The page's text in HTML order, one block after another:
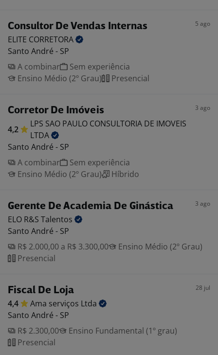
Consultor De Vendas Internas 5 ago
ELITE CORRETORA
Santo André - SP
A combinar
Sem experiência
Ensino Médio (2º Grau)
Presencial
Corretor De Imóveis 3 ago
4,2
LPS SAO PAULO CONSULTORIA DE IMOVEIS
LTDA
Santo André - SP
A combinar
Sem experiência
Ensino Médio (2º Grau)
Híbrido
Gerente De Academia De Ginástica 3 ago
ELO R&S Talentos
Santo André - SP
R$ 2.000,00 a R$ 3.300,00
Ensino Médio (2º Grau)
Presencial
Fiscal De Loja 28 jul
4,4 Ama serviços Ltda
Santo André - SP
R$ 2.300,00
Ensino Fundamental (1º grau)
Presencial